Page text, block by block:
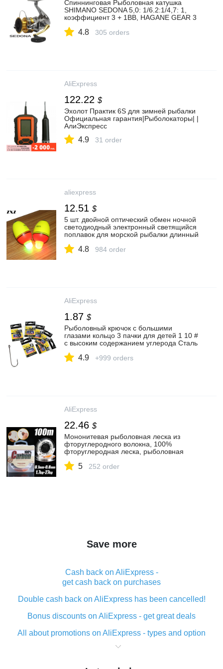
Спиннинговая Рыболовная катушка
SHIMANO SEDONA 5,0: 1/6.2:1/4,7: 1,
коэффициент 3 + 1BB, HAGANE GEAR 3
reel|max dragshimano sedona |
4.8 305 orders
AliExpress
122.22 $
Эхолот Практик 6S для зимней рыбалки
Официальная гарантия|Рыболокаторы| |
АлиЭкспресс
4.9 31 order
aliexpress
12.51 $
5 шт. двойной оптический обмен ночной
светодиодный электронный светящийся
поплавок для морской рыбалки длинный
плавает свет Pesca|Рыболовный
4.8 984 order
AliExpress
1.87 $
Рыболовный крючок с большими
глазами кольцо 3 пачки для детей 1 10 #
с высоким содержанием углерода Сталь
Карп рыболовные приманки крючок под
4.9 +999 orders
AliExpress
22.46 $
Мононитевая рыболовная леска из
фторуглеродного волокна, 100%
фторуглеродная леска, рыболовная
Япония|Рыболовные лески| |
5 252 order
Save more
Cash back on AliExpress -
get cash back on purchases
Double cash back on AliExpress has been cancelled!
Bonus discounts on AliExpress - get great deals
All about promotions on AliExpress - types and option
What is cash back when making purchases on